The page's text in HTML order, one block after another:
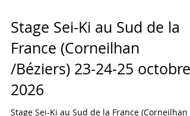
Stage Sei-Ki au Sud de la
France (Corneilhan
/Béziers) 23-24-25 octobre